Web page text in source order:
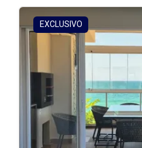
EXCLUSIVO